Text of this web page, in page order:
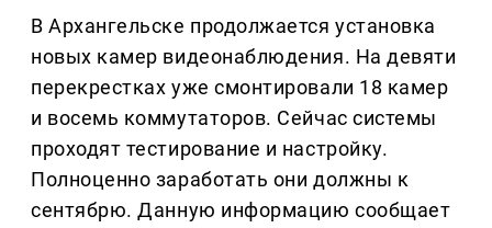
В Архангельске продолжается установка
новых камер видеонаблюдения. На девяти
перекрестках уже смонтировали 18 камер
и восемь коммутаторов. Сейчас системы
проходят тестирование и настройку.
Полноценно заработать они должны к
сентябрю. Данную информацию сообщает